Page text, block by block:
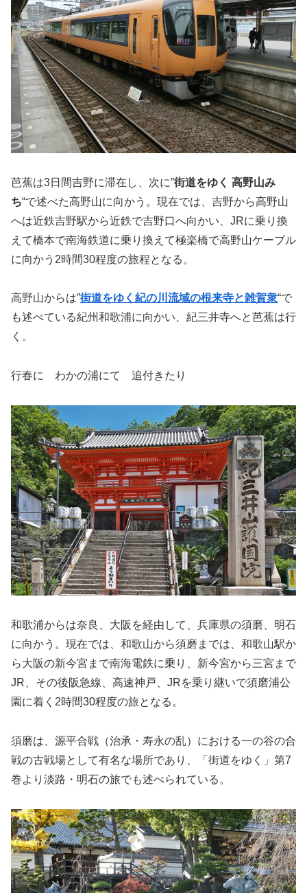
芭蕉は3日間吉野に滞在し、次に”街道をゆく 高野山み
ち“で述べた高野山に向かう。現在では、吉野から高野山
へは近鉄吉野駅から近鉄で吉野口へ向かい、JRに乗り換
えて橋本で南海鉄道に乗り換えて極楽橋で高野山ケーブル
に向かう2時間30程度の旅程となる。
高野山からは”街道をゆく紀の川流域の根来寺と雑賀衆“で
も述べている紀州和歌浦に向かい、紀三井寺へと芭蕉は行
く。
行春に わかの浦にて 追付きたり
和歌浦からは奈良、大阪を経由して、兵庫県の須磨、明石
に向かう。現在では、和歌山から須磨までは、和歌山駅か
ら大阪の新今宮まで南海電鉄に乗り、新今宮から三宮まで
JR、その後阪急線、高速神戸、JRを乗り継いで須磨浦公
園に着く2時間30程度の旅となる。
須磨は 、源平合戦（治承・寿永の乱）における一の谷の合
戦の古戦場として有名な場所であり、「街道をゆく」第7
巻より淡路・明石の旅でも述べられている。